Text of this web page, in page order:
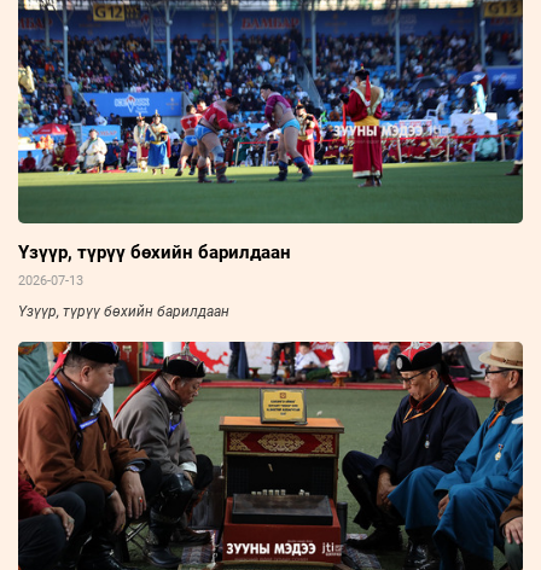
Үзүүр, түрүү бөхийн барилдаан
2026-07-13
Үзүүр, түрүү бөхийн барилдаан